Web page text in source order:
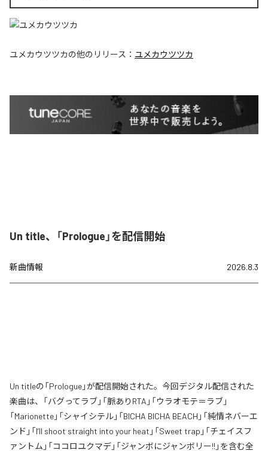
ユメカウツツカの他のリリース： ユメカウツツカ
Un title、「Prologue」を配信開始
新曲情報 2026.8.3
Un titleの「Prologue」が配信開始された。今回デジタル配信された
楽曲は、「バグってラブ」「脈ありRTA」「ウラオモテ＝ラブ」
「Marionette」「シャイシテル」「BICHA BICHA BEACH」「純情ネバーエ
ンド」「I’ll shoot straight into your heat」「Sweet trap」「チェイスフ
ァントム」「ココロユクマデ」「ジャンボにジャンボリー!!」を含む全